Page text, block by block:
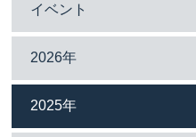
イベント
2026年
2025年